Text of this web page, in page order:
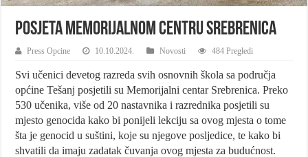
Posjeta Memorijalnom centru Srebrenica
Press Opcine 10.10.2024. Novosti 484 Pregledi
Svi učenici devetog razreda svih osnovnih škola sa područja
općine Tešanj posjetili su Memorijalni centar Srebrenica. Preko
530 učenika, više od 20 nastavnika i razrednika posjetili su
mjesto genocidakako bi ponijeli lekciju sa ovog mjesta o tome
šta je genocid u suštini, koje su njegove posljedice, te kako bi
shvatili da imaju zadatak čuvanja ovog mjesta za budućnost.